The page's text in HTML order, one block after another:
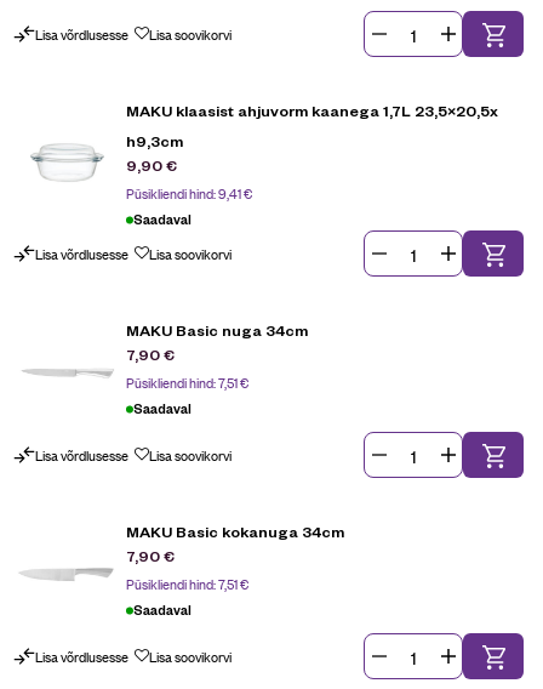
Lisa võrdlusesse Lisa soovikorvi
MAKU klaasist ahjuvorm kaanega 1,7L 23,5×20,5x
h9,3cm
9,90€
Püsikliendi hind:9,41€
Saadaval
Lisa võrdlusesse Lisa soovikorvi
MAKU Basic nuga 34cm
7,90€
Püsikliendi hind:7,51€
Saadaval
Lisa võrdlusesse Lisa soovikorvi
MAKU Basic kokanuga 34cm
7,90€
Püsikliendi hind:7,51€
Saadaval
Lisa võrdlusesse Lisa soovikorvi